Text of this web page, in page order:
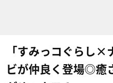
「すみっコぐらし×
ビが仲良く登場◎癒